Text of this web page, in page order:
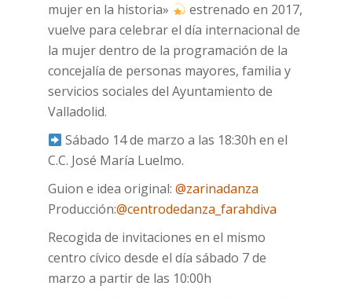
mujer en la historia»
estrenado en 2017,
vuelve para celebrar el día internacional de
la mujer dentro de la programación de la
concejalía de personas mayores, familia y
servicios sociales del Ayuntamiento de
Valladolid.
Sábado 14 de marzo a las 18:30h en el
C.C. José María Luelmo.
Guion e idea original:@zarinadanza
Producción:@centrodedanza_farahdiva
Recogida de invitaciones en el mismo
centro cívico desde el día sábado 7 de
marzo a partir de las 10:00h